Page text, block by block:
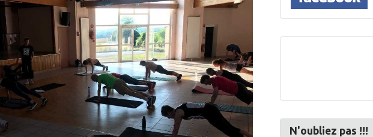
N'oubliez pas !!!